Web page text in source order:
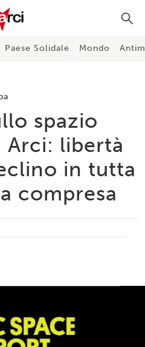
Paese Solidale Mondo
spazio
Arci: libertà
in tutta
compresa